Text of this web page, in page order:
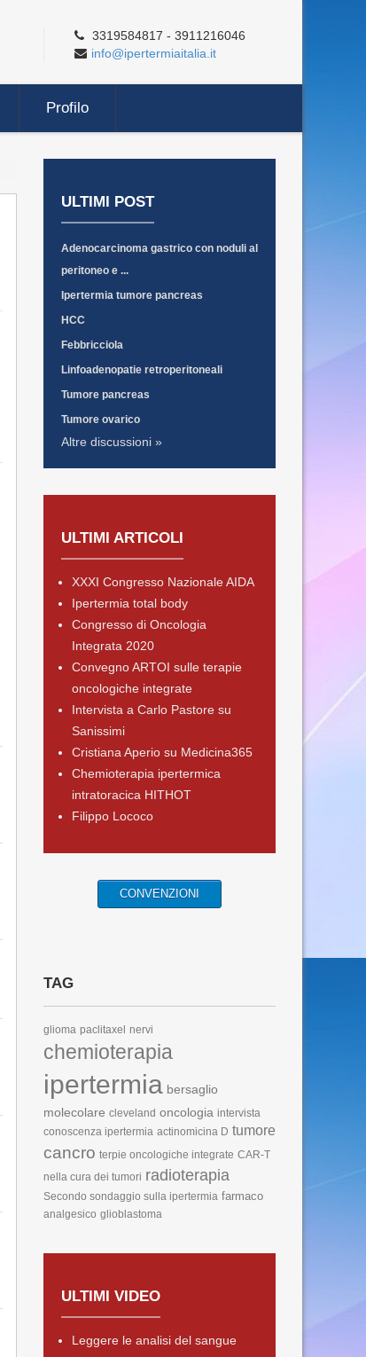
3319584817 - 3911216046
info@ipertermiaitalia.it
Profilo
ULTIMI POST
Adenocarcinoma gastrico con noduli al
peritoneo e ...
Ipertermia tumore pancreas
HCC
Febbricciola
Linfoadenopatie retroperitoneali
Tumore pancreas
Tumore ovarico
Altre discussioni »
ULTIMI ARTICOLI
XXXI Congresso Nazionale AIDA
Ipertermia total body
Congresso di Oncologia
Integrata 2020
Convegno ARTOI sulle terapie
oncologiche integrate
Intervista a Carlo Pastore su
Sanissimi
Cristiana Aperio su Medicina365
Chemioterapia ipertermica
intratoracica HITHOT
Filippo Lococo
CONVENZIONI
TAG
glioma paclitaxel nervi
chemioterapia
ipertermia bersaglio
molecolare cleveland oncologia intervista
conoscenza ipertermia actinomicina D tumore
cancro terpie oncologiche integrate CAR-T
nella cura dei tumori radioterapia
Secondo sondaggio sulla ipertermia farmaco
analgesico glioblastoma
ULTIMI VIDEO
Leggere le analisi del sangue